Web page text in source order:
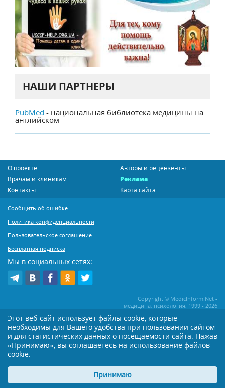
НАШИ ПАРТНЕРЫ
PubMed - национальная библиотека медицины на
английском
О проекте
Авторы и рецензенты
Врачам и клиникам
Реклама
Контакты
Карта сайта
Сообщить об ошибке
Политика конфиденциальности
Пользовательское соглашение
Бесплатная подписка
Мы в социальных сетях:
Copyright © MedicInform.Net -
медицина, психология, 1999 - 2026
Копирование или иное распространение статей нашего сайта строго
воспрещается. Копирование раздела "Новости" допускается при наличии
активной открытой для поисковиков ссылки на MedicInform.Net
Материалы на сайте представлены в справочных целях. Редакция не всегда
применением тех или иных рекомендаций настоятельно рекомендуется
посоветоваться с Вашим лечащим врачом!
Этот веб-сайт использует файлы cookie, которые
необходимы для Вашего удобства при пользовании сайтом
и для статистических данных о посещаемости сайта. Нажав
«Принимаю», вы соглашаетесь на использование файлов
cookie.
Принимаю